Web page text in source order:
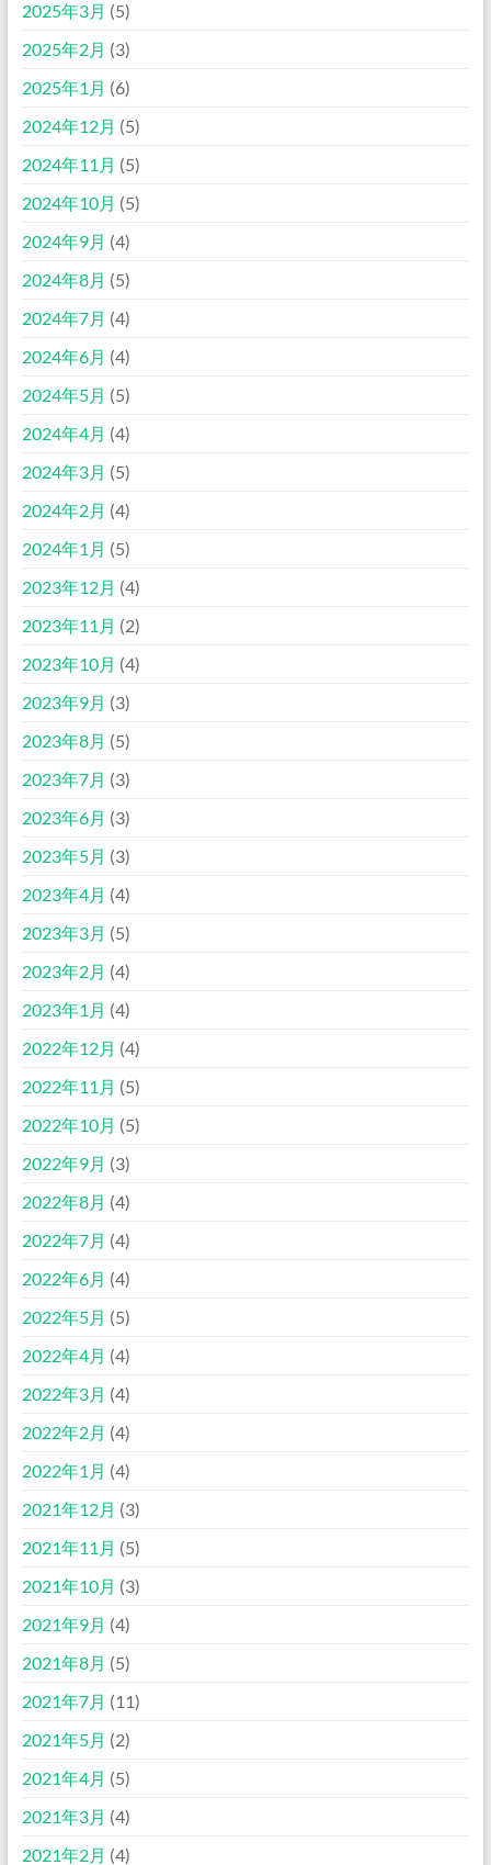
2025年3月 (5)
2025年2月 (3)
2025年1月 (6)
2024年12月 (5)
2024年11月 (5)
2024年10月 (5)
2024年9月 (4)
2024年8月 (5)
2024年7月 (4)
2024年6月 (4)
2024年5月 (5)
2024年4月 (4)
2024年3月 (5)
2024年2月 (4)
2024年1月 (5)
2023年12月 (4)
2023年11月 (2)
2023年10月 (4)
2023年9月 (3)
2023年8月 (5)
2023年7月 (3)
2023年6月 (3)
2023年5月 (3)
2023年4月 (4)
2023年3月 (5)
2023年2月 (4)
2023年1月 (4)
2022年12月 (4)
2022年11月 (5)
2022年10月 (5)
2022年9月 (3)
2022年8月 (4)
2022年7月 (4)
2022年6月 (4)
2022年5月 (5)
2022年4月 (4)
2022年3月 (4)
2022年2月 (4)
2022年1月 (4)
2021年12月 (3)
2021年11月 (5)
2021年10月 (3)
2021年9月 (4)
2021年8月 (5)
2021年7月 (11)
2021年5月 (2)
2021年4月 (5)
2021年3月 (4)
2021年2月 (4)